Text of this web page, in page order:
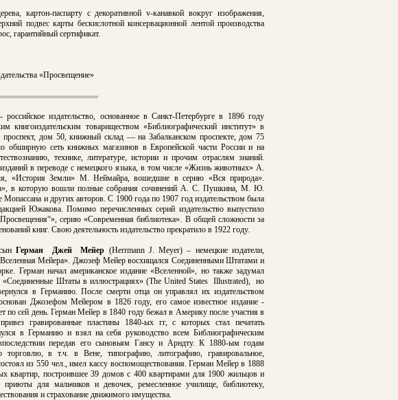
картон-паспарту с декоративной v-канавкой вокруг изображения,
подвес карты бескислотной консервационной лентой производства
гарантийный сертификат.
«Просвещение»
- российское издательство, основанное в Санкт-Петербурге в 1896 году
книгоиздательским товариществом «Библиографический институт» в
проспект, дом 50, книжный склад — на Забалканском проспекте, дом 75
обширную сеть книжных магазинов в Европейской части России и на
технике, литературе, истории и прочим отраслям знаний.
в переводе с немецкого языка, в том числе «Жизнь животных» А.
«История Земли» М. Неймайра, вошедшие в серию «Вся природа».
в которую вошли полные собрания сочинений А. С. Пушкина, М. Ю.
и других авторов. С 1900 года по 1907 год издательством была
Южакова. Помимо перечисленных серий издательство выпустило
серию «Современная библиотека». В общей сложности за
книг. Свою деятельность издательство прекратило в 1922 году.
сынГерман Джей Мейер (Herrmann J. Meyer) – немецкие издатели,
Мейера». Джозеф Мейер восхищался Соединенными Штатами и
Герман начал американское издание «Вселенной», но также задумал
«Соединенные Штаты в иллюстрациях» (The United States Illustrated), но
в Германию. После смерти отца он управлял их издательством
Джозефом Мейером в 1826 году, его самое известное издание -
по сей день. Герман Мейер в 1840 году бежал в Америку после участия в
гравированные пластины 1840-ых гг, с которых стал печатать
в Германию и взял на себя руководство всем Библиографическим
передав его сыновьям Гансу и Арндту. К 1880-ым годам
торговлю, в т.ч. в Вене, типографию, литографию, гравировальное,
из 550 чел., имел кассу воспомоществования. Герман Мейер в 1888
квартир, построившее 39 домов с 400 квартирами для 1900 жильцов и
для мальчиков и девочек, ремесленное училище, библиотеку,
и страхование движимого имущества.